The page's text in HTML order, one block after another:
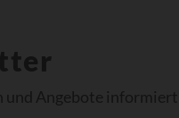
und Angebote